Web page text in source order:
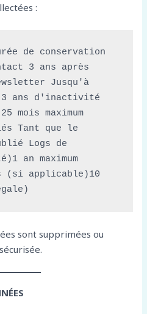
:
de conservation
3 ans après
Jusqu'à
3 ans d'inactivité
mois maximum
Tant que le
Logs de
an maximum
(si applicable)10
sont supprimées ou